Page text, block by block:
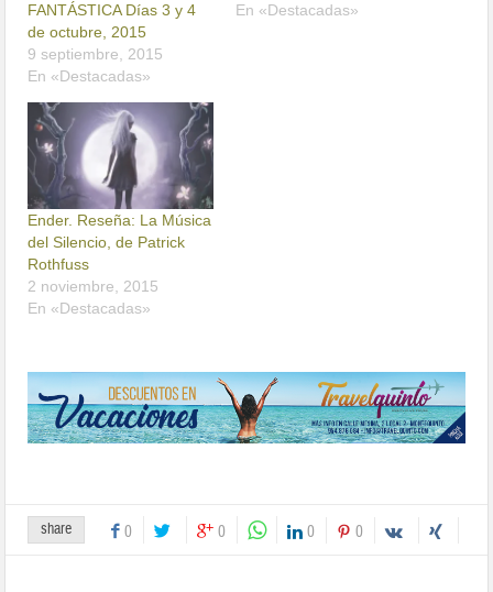
FANTÁSTICA Días 3 y 4
de octubre, 2015
9 septiembre, 2015
En «Destacadas»
En «Destacadas»
Ender. Reseña: La Música
del Silencio, de Patrick
Rothfuss
2 noviembre, 2015
En «Destacadas»
share 0 0 0 0